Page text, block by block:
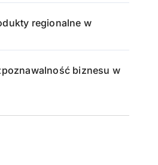
regionalne w
biznesu w